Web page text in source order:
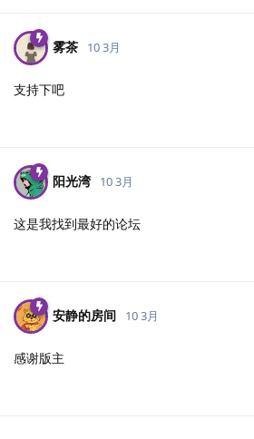
雾茶 10 3月
支持下吧
阳光湾 10 3月
这是我找到最好的论坛
安静的房间 10 3月
感谢版主